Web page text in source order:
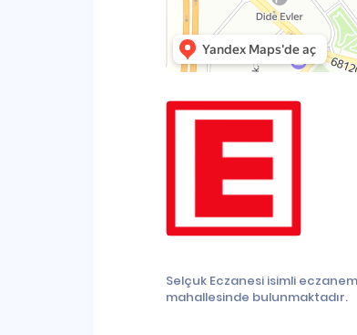
Selçuk Eczanesi isimli
mahallesinde bulunmaktadır.